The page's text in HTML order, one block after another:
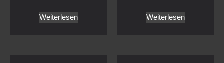
Weiterlesen Weiterlesen